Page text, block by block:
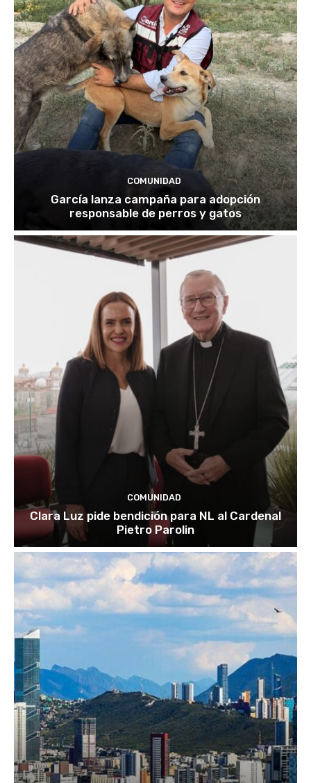
COMUNIDAD
García lanza campaña para adopción
responsable de perros y gatos
COMUNIDAD
Clara Luz pide bendición para NL al Cardenal
Pietro Parolin